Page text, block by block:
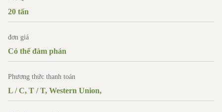
20 tấn
đơn giá
Có thể đàm phán
Phương thức thanh toán
L / C, T / T, Western Union,